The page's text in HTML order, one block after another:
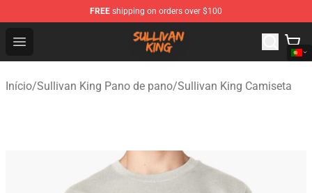
FREE shipping on orders over $100
Open menu
Sullivan King Shop - Official Sullivan King Merchandise
Início/Sullivan King Pano de pano/Sullivan King Camiseta